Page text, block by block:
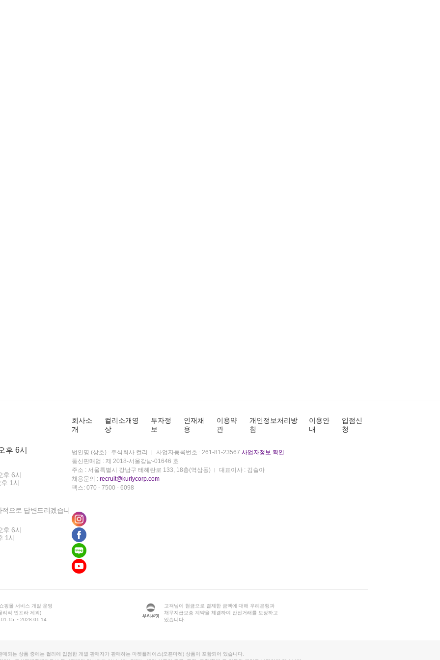
후 6시
후 6시
1시
으로 답변드리겠습니
후 6시
1시
회사소
개
컬리소개영
상
투자정
보
인재채
용
이용약
관
개인정보처리방
침
이용안
내
입점신
청
법인명 (상호) : 주식회사 컬리 사업자등록번호 : 261-81-23567 사업자정보 확인
통신판매업 : 제 2018-서울강남-01646 호
주소 : 서울특별시 강남구 테헤란로 133, 18층(역삼동)
대표이사 : 김슬아
채용문의 : recruit@kurlycorp.com
팩스: 070 - 7500 - 6098
핑몰 서비스 개발·운영
리적 인프라 제외)
~ 2028.01.14
고객님이 현금으로 결제한 금액에 대해 우리은행과
채무지급보증 계약을 체결하여 안전거래를 보장하고
있습니다.
매되는 상품 중에는 컬리에 입점한 개별 판매자가 판매하는 마켓플레이스(오픈마켓) 상품이 포함되어 있습니다.